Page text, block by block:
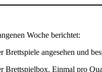
Woche berichtet:
Brettspiele angesehen und
Brettspielbox. Einmal pro